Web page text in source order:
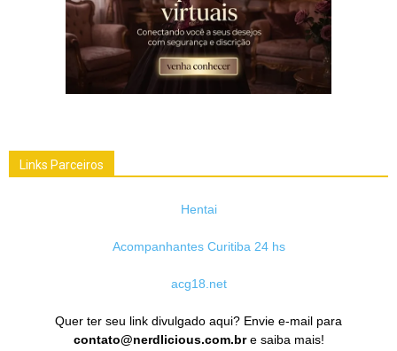
Links Parceiros
Hentai
Acompanhantes Curitiba 24 hs
acg18.net
Quer ter seu link divulgado aqui? Envie e-mail para
contato@nerdlicious.com.bre saiba mais!